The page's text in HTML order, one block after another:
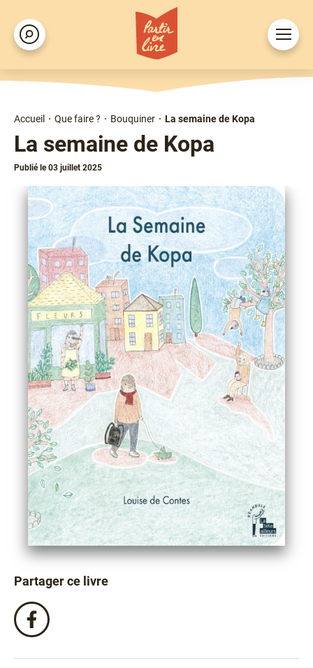
Aller
au
contenu
principal
Rechercher
Ouvrir
le
d'Ariane
Accueil Que faire ? Bouquiner La semaine de Kopa
La semaine de Kopa
Publié le 03 juillet 2025
Partager ce livre
Partagez
ce